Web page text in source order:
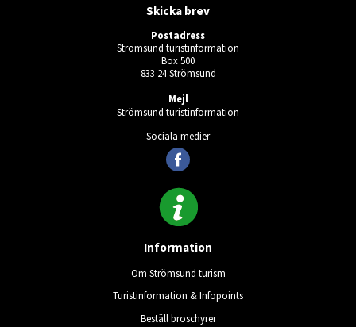
Skicka brev
Postadress
Strömsund turistinformation
Box 500
833 24 Strömsund
Mejl
Strömsund turistinformation
Sociala medier
Information
Om Strömsund turism
Turistinformation & Infopoints
Beställ broschyrer